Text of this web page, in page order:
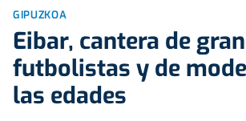
GIPUZKOA
Eibar, cantera de
futbolistas y de
las edades